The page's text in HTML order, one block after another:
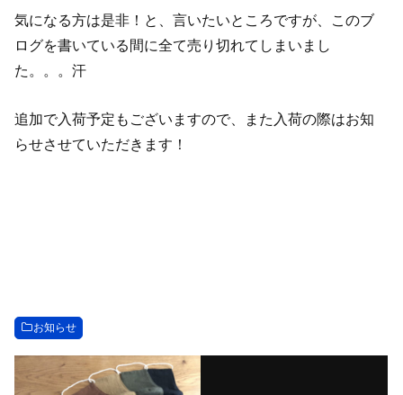
気になる方は是非！と、言いたいところですが、このブ
ログを書いている間に全て売り切れてしまいまし
た。。。汗
追加で入荷予定もございますので、また入荷の際はお知
らせさせていただきます！
お知らせ